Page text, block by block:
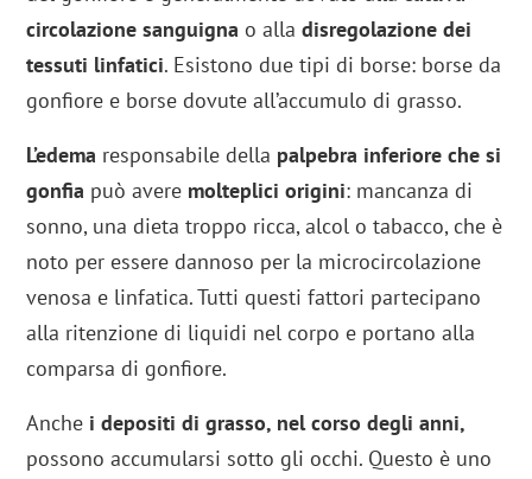
circolazione sanguigna o alladisregolazione dei
tessuti linfatici. Esistono due tipi di borse: borse da
gonfiore e borse dovute all’accumulo di grasso.
L’edema responsabile della palpebra inferiore che si
gonfia può avere molteplici origini: mancanza di
sonno, una dieta troppo ricca, alcol o tabacco, che è
noto per essere dannoso per la microcircolazione
venosa e linfatica. Tutti questi fattori partecipano
alla ritenzione di liquidi nel corpo e portano alla
comparsa di gonfiore.
Anche i depositi di grasso, nel corso degli anni,
possono accumularsi sotto gli occhi. Questo è uno